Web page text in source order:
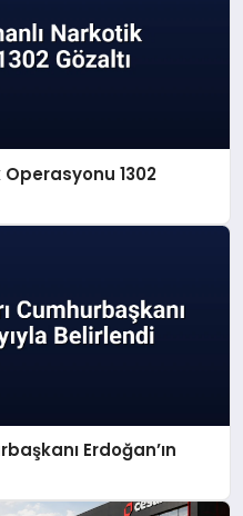
Operasyonu 1302
Erdoğan’ın